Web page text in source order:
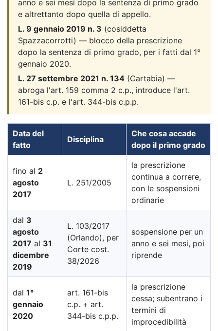
anno e sei mesi dopo la sentenza di primo grado
e altrettanto dopo quella di appello.
L. 9 gennaio 2019 n. 3 (cosiddetta
Spazzacorrotti) — blocco della prescrizione
dopo la sentenza di primo grado, per i fatti dal 1°
gennaio 2020.
L. 27 settembre 2021 n. 134 (Cartabia) —
abroga l'art. 159 comma 2 c.p., introduce l'art.
161-bis c.p. e l'art. 344-bis c.p.p.
Data del
fatto
Disciplina
Che cosa accade
dopo il primo grado
fino al 2
agosto
2017
L. 251/2005
la prescrizione
continua a correre,
con le sospensioni
ordinarie
dal 3
agosto
2017 al 31
dicembre
2019
L. 103/2017
(Orlando), per
Corte cost.
38/2026
sospensione per un
anno e sei mesi, poi
riprende
dal 1°
gennaio
2020
art. 161-bis
c.p. + art.
344-bis c.p.p.
la prescrizione
cessa; subentrano i
termini di
improcedibilità